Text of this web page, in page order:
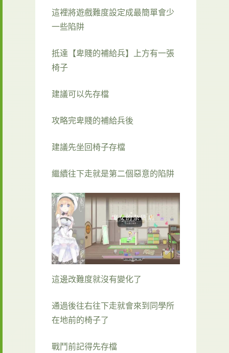
這裡將遊戲難度設定成最簡單會少
一些陷阱
抵達【卑賤的補給兵】上方有一張
椅子
建議可以先存檔
攻略完卑賤的補給兵後
建議先坐回椅子存檔
繼續往下走就是第二個惡意的陷阱
這邊改難度就沒有變化了
通過後往右往下走就會來到同學所
在地前的椅子了
戰鬥前記得先存檔